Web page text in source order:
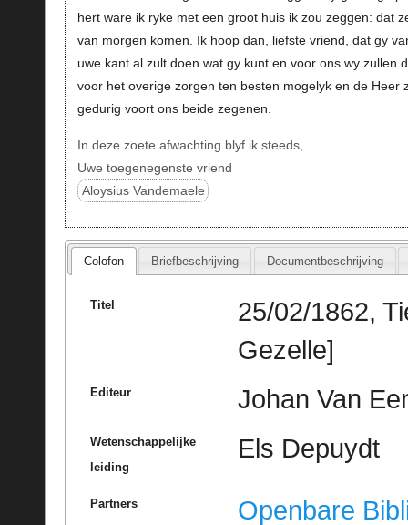
hert ware ik ryke met een groot huis ik zou zeggen: dat
van morgen komen. Ik hoop dan, liefste vriend, dat gy
uwe kant al zult doen wat gy kunt en voor ons wy zullen
voor het overige zorgen ten besten mogelyk en de Heer
gedurig voort ons beide zegenen.
In deze zoete afwachting blyf ik steeds,
Uwe toegenegenste vriend
Aloysius Vandemaele
Colofon Briefbeschrijving Documentbeschrijving
Titel
25/02/1862,
Gezelle]
Editeur Johan Van
Wetenschappelijke
leiding
Els Depuydt
Partners Openbare